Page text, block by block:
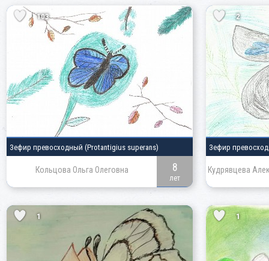
103
Зефир превосходный (Protantigius superans)
Кольцова Ольга Олеговна 8
лет
2
Зефир
Кудрявцева
1 1